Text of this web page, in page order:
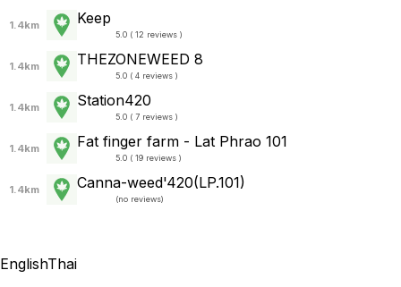
1.4km Keep
5.0 ( 12 reviews )
1.4km THEZONEWEED 8
5.0 ( 4 reviews )
1.4km Station420
5.0 ( 7 reviews )
1.4km Fat finger farm - Lat Phrao 101
5.0 ( 19 reviews )
1.4km Canna-weed'420(LP.101)
(no reviews)
EnglishThai